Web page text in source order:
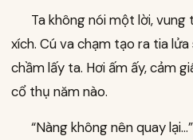
Ta không nói một lời,
xích. Cú va chạm tạo ra tia
chầm lấy ta. Hơi ấm ấy, cảm
cổ thụ năm nào.
“Nàng không nên quay